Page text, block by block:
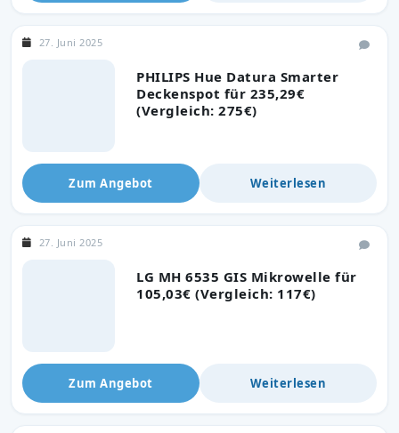
PHILIPS Hue Datura Smarter
Deckenspot für 235,29€
(Vergleich: 275€)
27. Juni 2025
Zum Angebot Weiterlesen
LG MH 6535 GIS Mikrowelle für
105,03€ (Vergleich: 117€)
27. Juni 2025
Zum Angebot Weiterlesen